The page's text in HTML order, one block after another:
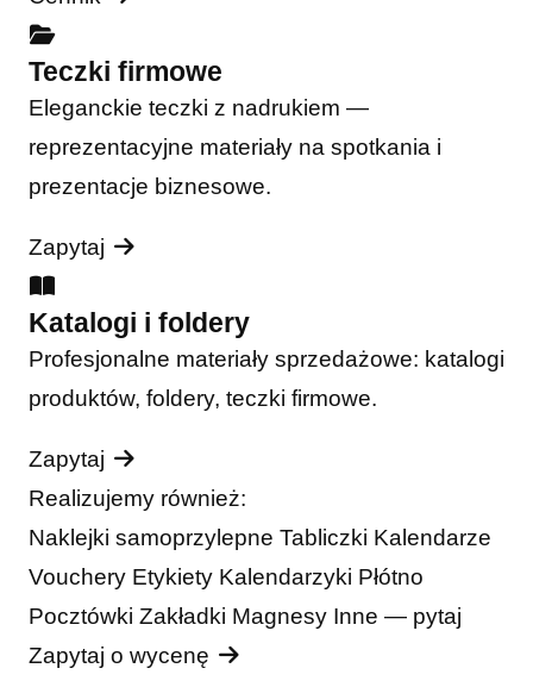
Teczki firmowe
Eleganckie teczki z nadrukiem —
reprezentacyjne materiały na spotkania i
prezentacje biznesowe.
Zapytaj
Katalogi i foldery
Profesjonalne materiały sprzedażowe: katalogi
produktów, foldery, teczki firmowe.
Zapytaj
Realizujemy również:
Naklejki samoprzylepne Tabliczki Kalendarze
Vouchery Etykiety Kalendarzyki Płótno
Pocztówki Zakładki Magnesy Inne — pytaj
Zapytaj o wycenę